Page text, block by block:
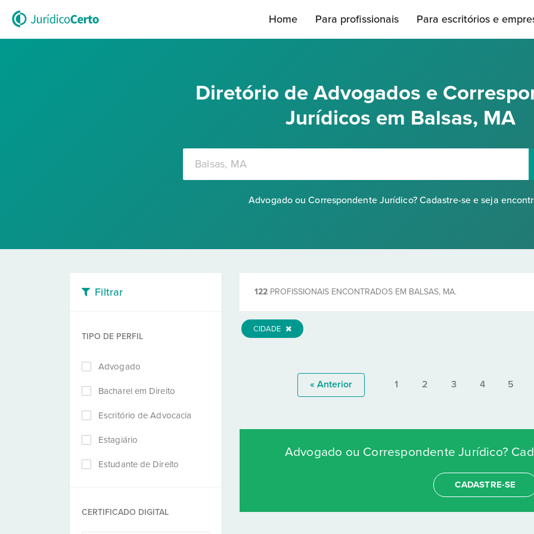
Home Para profissionais Para escritórios e
Diretório de Advogados e
Jurídicos em Balsas, MA
Advogado ou Correspondente Jurídico? Cadastre-se e seja
Filtrar
TIPO DE PERFIL
Advogado
Bacharel em Direito
Escritório de Advocacia
Estagiário
Estudante de Direito
CERTIFICADO DIGITAL
122 PROFISSIONAIS ENCONTRADOS EM BALSAS, MA.
CIDADE
« Anterior 1 2 3 4 5
Advogado ou Correspondente Jurídico?
CADASTRE-SE